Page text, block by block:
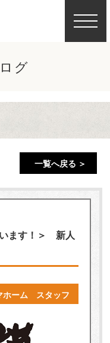
グ
一覧へ戻る ＞
います！＞ 新人
ホーム スタッフ